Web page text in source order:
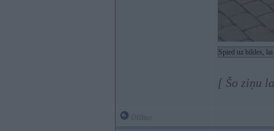
Spied uz bildes,
[ Šo ziņu